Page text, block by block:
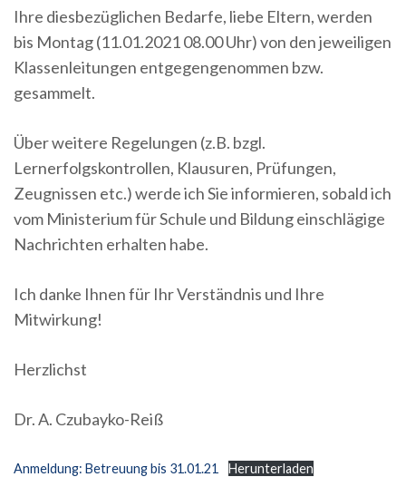
Ihre diesbezüglichen Bedarfe, liebe Eltern, werden
bis Montag (11.01.2021 08.00 Uhr) von den jeweiligen
Klassenleitungen entgegengenommen bzw.
gesammelt.
Über weitere Regelungen (z.B. bzgl.
Lernerfolgskontrollen, Klausuren, Prüfungen,
Zeugnissen etc.) werde ich Sie informieren, sobald ich
vom Ministerium für Schule und Bildung einschlägige
Nachrichten erhalten habe.
Ich danke Ihnen für Ihr Verständnis und Ihre
Mitwirkung!
Herzlichst
Dr. A. Czubayko-Reiß
Anmeldung: Betreuung bis 31.01.21 Herunterladen